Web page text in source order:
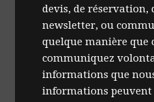
devis, de réservation,
newsletter, ou
quelque manière que
communiquez
informations que
informations